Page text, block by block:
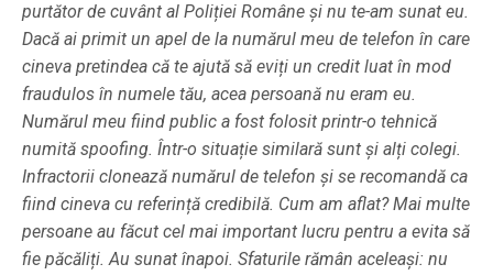
purtător de cuvânt al Poliției Române și nu te-am sunat eu.
Dacă ai primit un apel de la numărul meu de telefon în care
cineva pretindea că te ajută să eviți un credit luat în mod
fraudulos în numele tău, acea persoană nu eram eu.
Numărul meu fiind public a fost folosit printr-o tehnică
numită spoofing. Într-o situație similară sunt și alți colegi.
Infractorii clonează numărul de telefon și se recomandă ca
fiind cineva cu referință credibilă. Cum am aflat? Mai multe
persoane au făcut cel mai important lucru pentru a evita să
fie păcăliți. Au sunat înapoi. Sfaturile rămân aceleași: nu